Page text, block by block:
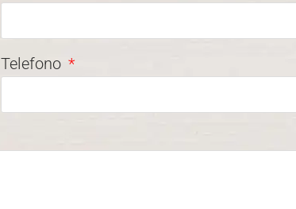
Telefono